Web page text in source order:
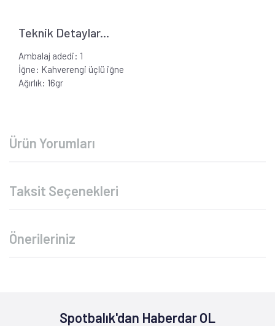
Teknik Detaylar...
Ambalaj adedi: 1
İğne: Kahverengi üçlü iğne
Ağırlık: 16gr
Ürün Yorumları
Taksit Seçenekleri
Önerileriniz
Spotbalık'dan Haberdar OL